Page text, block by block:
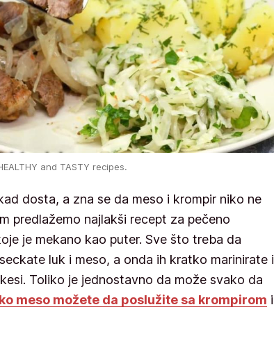
and TASTY recipes.
dosta, a zna se da meso i krompir niko ne
predlažemo najlakši recept za pečeno
je mekano kao puter. Sve što treba da
luk i meso, a onda ih kratko marinirate i
Toliko je jednostavno da može svako da
meso možete da poslužite sa krompirom i